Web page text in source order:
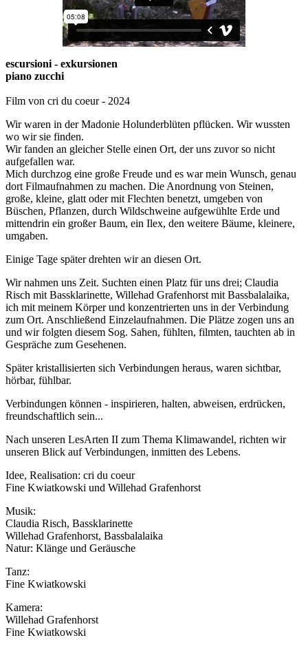
escursioni - exkursionen
piano zucchi
Film von cri du coeur - 2024
Wir waren in der Madonie Holunderblüten pflücken. Wir wussten
wo wir sie finden.
Wir fanden an gleicher Stelle einen Ort, der uns zuvor so nicht
aufgefallen war.
Mich durchzog eine große Freude und es war mein Wunsch, genau
dort Filmaufnahmen zu machen. Die Anordnung von Steinen,
große, kleine, glatt oder mit Flechten benetzt, umgeben von
Büschen, Pflanzen, durch Wildschweine aufgewühlte Erde und
mittendrin ein großer Baum, ein Ilex, den weitere Bäume, kleinere,
umgaben.
Einige Tage später drehten wir an diesen Ort.
Wir nahmen uns Zeit. Suchten einen Platz für uns drei; Claudia
Risch mit Bassklarinette, Willehad Grafenhorst mit Bassbalalaika,
ich mit meinem Körper und konzentrierten uns in der Verbindung
zum Ort. Anschließend Einzelaufnahmen. Die Plätze zogen uns an
und wir folgten diesem Sog. Sahen, fühlten, filmten, tauchten ab in
Gespräche zum Gesehenen.
Später kristallisierten sich Verbindungen heraus, waren sichtbar,
hörbar, fühlbar.
Verbindungen können - inspirieren, halten, abweisen, erdrücken,
freundschaftlich sein...
Nach unseren LesArten II zum Thema Klimawandel, richten wir
unseren Blick auf Verbindungen, inmitten des Lebens.
Idee, Realisation: cri du coeur
Fine Kwiatkowski und Willehad Grafenhorst
Musik:
Claudia Risch, Bassklarinette
Willehad Grafenhorst, Bassbalalaika
Natur: Klänge und Geräusche
Tanz:
Fine Kwiatkowski
Kamera:
Willehad Grafenhorst
Fine Kwiatkowski